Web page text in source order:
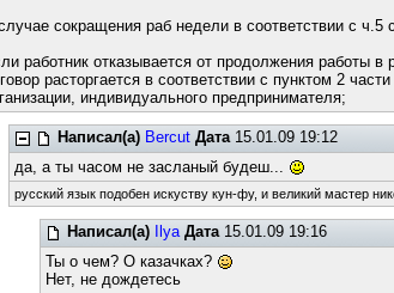
сокращения раб недели в соответствии с
работник отказывается от продолжения работы
расторгается в соответствии с пунктом 2
индивидуального предпринимателя;
Написал(а) Bercut Дата15.01.09 19:12
да, а ты часом не засланый будеш...
русский язык подобен искуству кун-фу, и великий мастер
Написал(а) Ilya Дата15.01.09 19:16
Ты о чем? О казачках?
Нет, не дождетесь